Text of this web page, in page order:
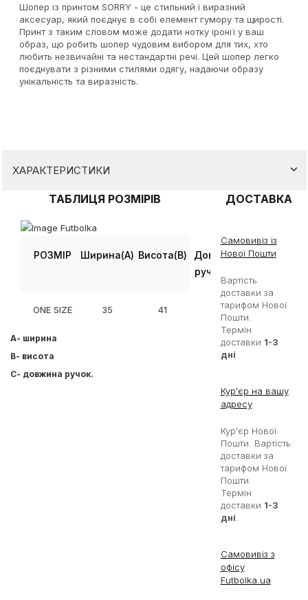
Шопер із принтом SORRY - це стильний і виразний
аксесуар, який поєднує в собі елемент гумору та щирості.
Принт з таким словом може додати нотку іронії у ваш
образ, що робить шопер чудовим вибором для тих, хто
любить незвичайні та нестандартні речі. Цей шопер легко
поєднувати з різними стилями одягу, надаючи образу
унікальність та виразність.
ХАРАКТЕРИСТИКИ
ТАБЛИЦЯ РОЗМІРІВ
РОЗМІР Ширина(A) Висота(B)
Довжина
ручок (С)
ONE SIZE 35 41 60
А- ширина
В- висота
С- довжина ручок.
ДОСТАВКА
Самовивіз із
Нової Пошти
Вартість
доставки за
тарифом Нової
Пошти.
Термін
доставки 1-3
дні
Кур'єр на вашу
адресу
Кур'єр Нової
Пошти. Вартість
доставки за
тарифом Нової
Пошти.
Термін
доставки 1-3
дні
Самовивіз з
офісу
Futbolka.ua